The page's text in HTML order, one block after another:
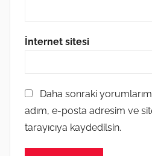
İnternet sitesi
Daha sonraki
adım, e-posta adresim ve
tarayıcıya kaydedilsin.